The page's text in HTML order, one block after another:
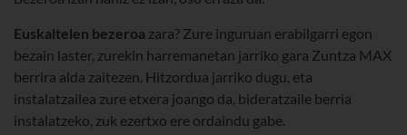
Euskaltelen bezeroa zara? Zure inguruan erabilgarri egon
bezain laster, zurekin harremanetan jarriko gara Zuntza MAX
berrira alda zaitezen. Hitzordua jarriko dugu, eta
instalatzailea zure etxera joango da, bideratzaile berria
instalatzeko, zuk ezertxo ere ordaindu gabe.